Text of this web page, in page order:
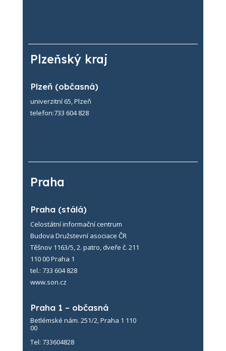
Plzeňský kraj
Plzeň (občasná)
univerzitní 65, Plzeň
telefon:733 604 828
Praha
Praha (stálá)
Celostátní informační centrum
Budova Družstevní asociace ČR
Těšnov 1163/5, 2. patro, dveře č. 211
110 00 Praha 1
tel.: 733 604 828
www.son.cz
Praha 1 – občasná
Betlémské nám. 251/2, Praha 1 110
00
Tel: 733604828